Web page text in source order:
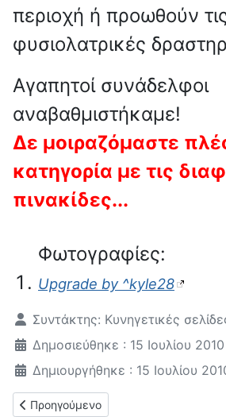
περιοχή ή προωθούν
φυσιολατρικές
Αγαπητοί συνάδελφοι
αναβαθμιστήκαμε!
Δε μοιραζόμαστε
κατηγορία με τις
πινακίδες...
Φωτογραφίες:
Upgrade by ^kyle28
Λεπτομέρειες
Συντάκτης: Κυνηγετικές
Δημοσιεύθηκε : 15 Ιουλίου 2010
Δημιουργήθηκε : 15 Ιουλίου
Προηγούμενο άρθρο: Ευχαριστούμε
Προηγούμενο